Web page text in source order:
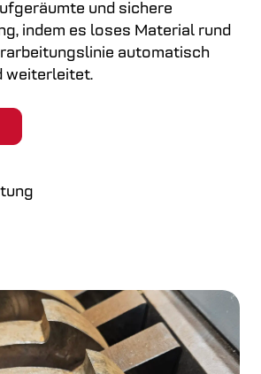
und sichere
indem es loses Material rund
automatisch
weiterleitet.